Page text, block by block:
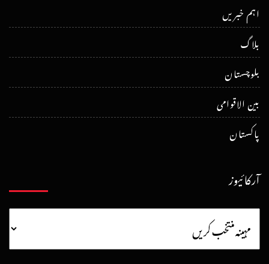
اہم خبریں
بلاگ
بلوچستان
بین الاقوامی
پاکستان
آرکائیوز